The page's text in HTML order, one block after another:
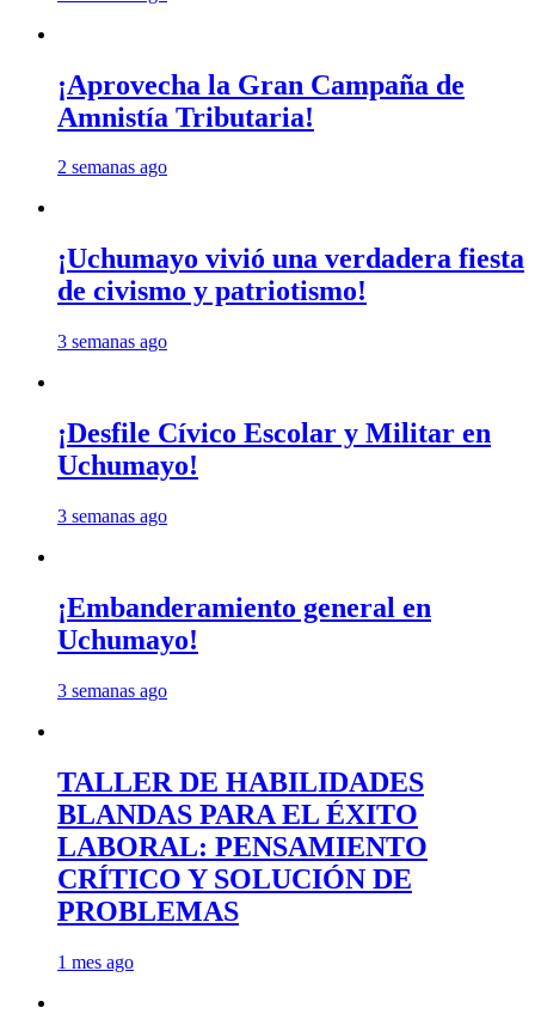
¡Aprovecha la Gran Campaña de
Amnistía Tributaria!
2 semanas ago
¡Uchumayo vivió una verdadera fiesta
de civismo y patriotismo!
3 semanas ago
¡Desfile Cívico Escolar y Militar en
Uchumayo!
3 semanas ago
¡Embanderamiento general en
Uchumayo!
3 semanas ago
TALLER DE HABILIDADES
BLANDAS PARA EL ÉXITO
LABORAL: PENSAMIENTO
CRÍTICO Y SOLUCIÓN DE
PROBLEMAS
1 mes ago